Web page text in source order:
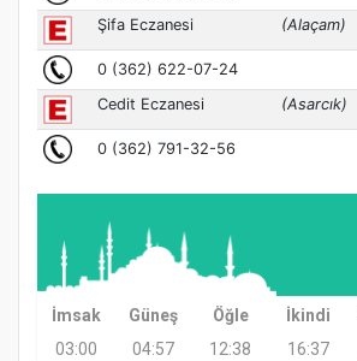
İmsak Güneş Öğle İkindi
03:00
04:57 12:38 16:37